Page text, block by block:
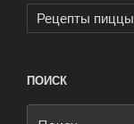
Рецепты пиццы
ПОИСК